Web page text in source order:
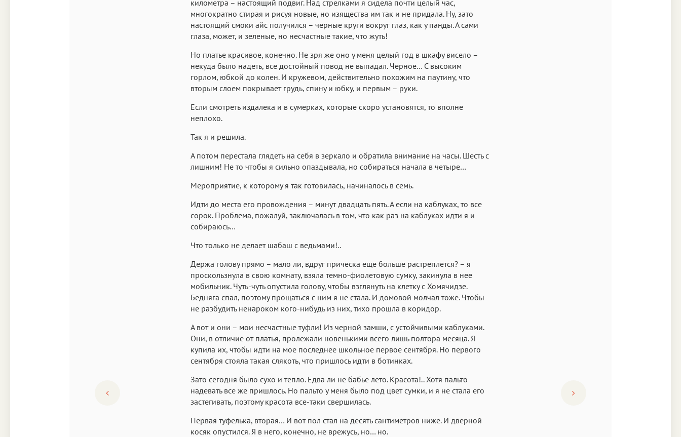
километра – настоящий подвиг. Над стрелками я сидела почти целый час,
многократно стирая и рисуя новые, но изящества им так и не придала. Ну, зато
настоящий смоки айс получился – черные круги вокруг глаз, как у панды. А сами
глаза, может, и зеленые, но несчастные такие, что жуть!
Но платье красивое, конечно. Не зря же оно у меня целый год в шкафу висело –
некуда было надеть, все достойный повод не выпадал. Черное… С высоким
горлом, юбкой до колен. И кружевом, действительно похожим на паутину, что
вторым слоем покрывает грудь, спину и юбку, и первым – руки.
Если смотреть издалека и в сумерках, которые скоро установятся, то вполне
неплохо.
Так я и решила.
А потом перестала глядеть на себя в зеркало и обратила внимание на часы. Шесть с
лишним! Не то чтобы я сильно опаздывала, но собираться начала в четыре…
Мероприятие, к которому я так готовилась, начиналось в семь.
Идти до места его провождения – минут двадцать пять. А если на каблуках, то все
сорок. Проблема, пожалуй, заключалась в том, что как раз на каблуках идти я и
собираюсь…
Что только не делает шабаш с ведьмами!..
Держа голову прямо – мало ли, вдруг прическа еще больше растреплется? – я
проскользнула в свою комнату, взяла темно-фиолетовую сумку, закинула в нее
мобильник. Чуть-чуть опустила голову, чтобы взглянуть на клетку с Хомячидзе.
Бедняга спал, поэтому прощаться с ним я не стала. И домовой молчал тоже. Чтобы
не разбудить ненароком кого-нибудь из них, тихо прошла в коридор.
А вот и они – мои несчастные туфли! Из черной замши, с устойчивыми каблуками.
Они, в отличие от платья, пролежали новенькими всего лишь полтора месяца. Я
купила их, чтобы идти на мое последнее школьное первое сентября. Но первого
сентября стояла такая слякоть, что пришлось идти в ботинках.
Зато сегодня было сухо и тепло. Едва ли не бабье лето. Красота!.. Хотя пальто
надевать все же пришлось. Но пальто у меня было под цвет сумки, и я не стала его
застегивать, поэтому красота все-таки свершилась.
Первая туфелька, вторая… И вот пол стал на десять сантиметров ниже. И дверной
косяк опустился. Я в него, конечно, не врежусь, но… но.